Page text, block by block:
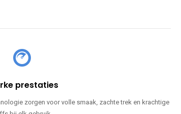
prestaties
zorgen voor volle smaak, zachte trek en krachtige